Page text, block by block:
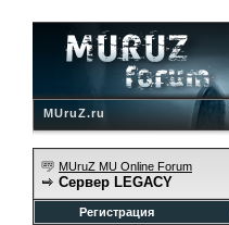
MUruZ.ru
MUruZ MU Online Forum
Сервер LEGACY
Регистрация